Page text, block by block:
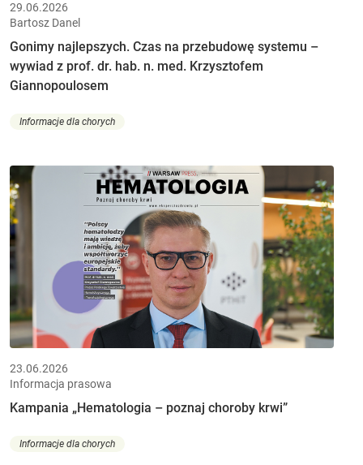
29.06.2026
Bartosz Danel
Gonimy najlepszych. Czas na przebudowę systemu –
wywiad z prof. dr. hab. n. med. Krzysztofem
Giannopoulosem
Informacje dla chorych
23.06.2026
Informacja prasowa
Kampania „Hematologia – poznaj choroby krwi”
Informacje dla chorych